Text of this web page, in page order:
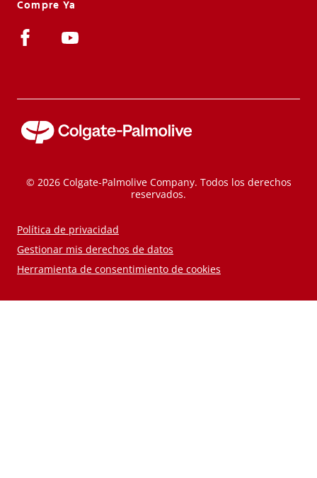
Compre Ya
© 2026 Colgate-Palmolive Company. Todos los derechos
reservados.
Política de privacidad
Gestionar mis derechos de datos
Herramienta de consentimiento de cookies